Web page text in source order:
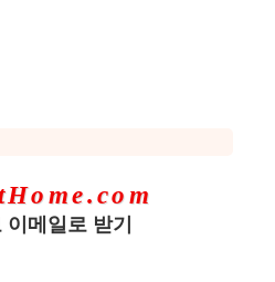
메일로 받기